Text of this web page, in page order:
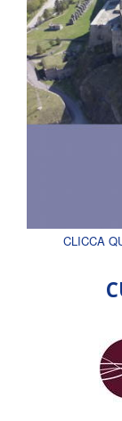
CLICCA